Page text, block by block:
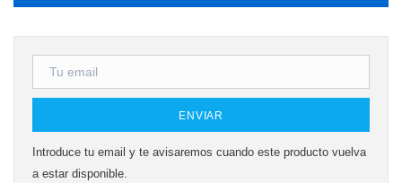
ENVIAR
Introduce tu email y te avisaremos cuando este producto vuelva
a estar disponible.